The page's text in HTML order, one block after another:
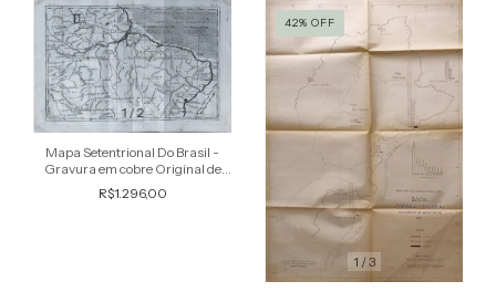
1 /2
Mapa Setentrional Do Brasil -
Gravura em cobre Original de
1780
R$1.296,00
1 /3
42% OFF